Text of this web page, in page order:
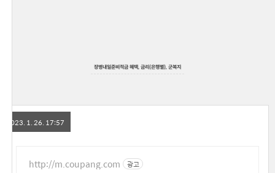
장병내일준비적금 혜택, 금리(은행별), 군복지
2023. 1. 26. 17:57
http://m.coupang.com 광고